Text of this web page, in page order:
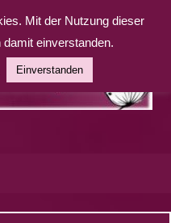
Mit der Nutzung dieser
einverstanden.
Einverstanden